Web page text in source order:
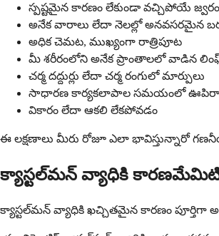
స్పష్టమైన కారణం లేకుండా వచ్చిపోయే జ్వరం
అనేక వారాలు లేదా నెలల్లో అనవసరమైన
అధిక చెమట, ముఖ్యంగా రాత్రిపూట
మీ శరీరంలోని అనేక ప్రాంతాలలో వాడిన
చర్మ దద్దుర్లు లేదా చర్మ రంగులో మార్పులు
సాధారణ కార్యకలాపాల సమయంలో
వికారం లేదా ఆకలి లేకపోవడం
ఈ లక్షణాలు మీరు రోజూ ఎలా భావిస్తున్నారో
క్యాస్టల్‌మన్ వ్యాధికి
క్యాస్టల్‌మన్ వ్యాధికి ఖచ్చితమైన కారణం పూర్తిగా